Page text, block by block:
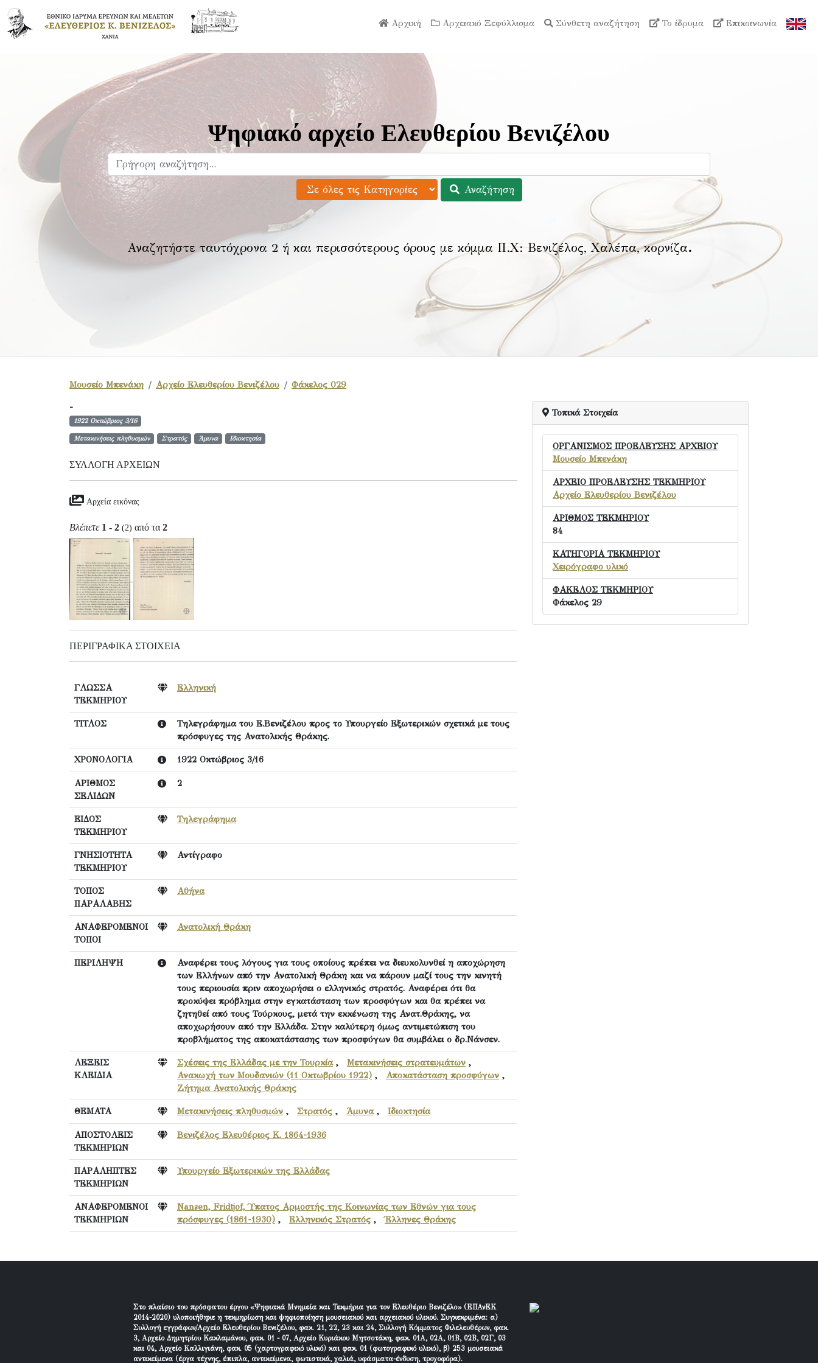
Αρχική Αρχειακό Ξεφύλλισμα Σύνθετη αναζήτηση Το ίδρυμα Επικοινωνία
Ψηφιακό αρχείο Ελευθερίου Βενιζέλου
Αναζήτηση
Αναζητήστε ταυτόχρονα 2 ή και περισσότερους όρους με κόμμα Π.Χ: Βενιζέλος, Χαλέπα, κορνίζα.
Μουσείο Μπενάκη Αρχείο Ελευθερίου Βενιζέλου Φάκελος 029
-
1922 Οκτώβριος 3/16
Μετακινήσεις πληθυσμών Στρατός Άμυνα Ιδιοκτησία
ΣΥΛΛΟΓΉ ΑΡΧΕΊΩΝ
Αρχεία εικόνας
Βλέπετε 1 - 2 (2) από τα 2
ΠΕΡΙΓΡΑΦΙΚΆ ΣΤΟΙΧΕΊΑ
ΓΛΩΣΣΑ
ΤΕΚΜΗΡΙΟΥ
Ελληνική
ΤΙΤΛΟΣ
Τηλεγράφημα του Ε.Βενιζέλου προς το Υπουργείο Εξωτερικών σχετικά με τους
πρόσφυγες της Ανατολικής Θράκης.
ΧΡΟΝΟΛΟΓΙΑ 1922 Οκτώβριος 3/16
ΑΡΙΘΜΟΣ
ΣΕΛΙΔΩΝ
2
ΕΙΔΟΣ
ΤΕΚΜΗΡΙΟΥ
Τηλεγράφημα
ΓΝΗΣΙΟΤΗΤΑ
ΤΕΚΜΗΡΙΟΥ
Αντίγραφο
ΤΟΠΟΣ
ΠΑΡΑΛΑΒΗΣ
Αθήνα
ΑΝΑΦΕΡΟΜΕΝΟΙ
ΤΟΠΟΙ
Ανατολική Θράκη
ΠΕΡΙΛΗΨΗ
Αναφέρει τους λόγους για τους οποίους πρέπει να διευκολυνθεί η αποχώρηση
των Ελλήνων από την Ανατολική Θράκη και να πάρουν μαζί τους την κινητή
τους περιουσία πριν αποχωρήσει ο ελληνικός στρατός. Αναφέρει ότι θα
προκύψει πρόβλημα στην εγκατάσταση των προσφύγων και θα πρέπει να
ζητηθεί από τους Τούρκους, μετά την εκκένωση της Ανατ.Θράκης, να
αποχωρήσουν από την Ελλάδα. Στην καλύτερη όμως αντιμετώπιση του
προβλήματος της αποκατάστασης των προσφύγων θα συμβάλει ο δρ.Νάνσεν.
ΛΕΞΕΙΣ
ΚΛΕΙΔΙΑ
Σχέσεις της Ελλάδας με την Τουρκία, Μετακινήσεις στρατευμάτων ,
Ανακωχή των Μουδανιών (11 Οκτωβρίου 1922) , Αποκατάσταση προσφύγων ,
Ζήτημα Ανατολικής Θράκης
ΘΕΜΑΤΑ Μετακινήσεις πληθυσμών , Στρατός , Άμυνα, Ιδιοκτησία
ΑΠΟΣΤΟΛΕΙΣ
ΤΕΚΜΗΡΙΩΝ
Βενιζέλος Ελευθέριος Κ. 1864-1936
ΠΑΡΑΛΗΠΤΕΣ
ΤΕΚΜΗΡΙΩΝ
Υπουργείο Εξωτερικών της Ελλάδας
ΑΝΑΦΕΡΟΜΕΝΟΙ
ΤΕΚΜΗΡΙΩΝ
Nansen, Fridtjof, Ύπατος Αρμοστής της Κοινωνίας των Εθνών για τους
πρόσφυγες (1861-1930) , Ελληνικός Στρατός ,Έλληνες Θράκης
Τοπικά Στοιχεία
ΟΡΓΑΝΙΣΜΟΣ ΠΡΟΕΛΕΥΣΗΣ ΑΡΧΕΙΟΥ
Μουσείο Μπενάκη
ΑΡΧΕΙΟ ΠΡΟΕΛΕΥΣΗΣ ΤΕΚΜΗΡΙΟΥ
Αρχείο Ελευθερίου Βενιζέλου
ΑΡΙΘΜΟΣ ΤΕΚΜΗΡΙΟΥ
84
ΚΑΤΗΓΟΡΙΑ ΤΕΚΜΗΡΙΟΥ
Χειρόγραφο υλικό
ΦΑΚΕΛΟΣ ΤΕΚΜΗΡΙΟΥ
Φάκελος 29
Στο πλαίσιο του πρόσφατου έργου «Ψηφιακά Μνημεία και Τεκμήρια για τον Ελευθέριο Βενιζέλο» (ΕΠΑνΕΚ
2014-2020) υλοποιήθηκε η τεκμηρίωση και ψηφιοποίηση μουσειακού και αρχειακού υλικού. Συγκεκριμένα: α)
Συλλογή εγγράφων/Αρχείο Ελευθερίου Βενιζέλου, φακ. 21, 22, 23 και 24, Συλλογή Κόμματος Φιλελευθέρων, φακ.
3, Αρχείο Δημητρίου Κακλαμάνου, φακ. 01 - 07, Αρχείο Κυριάκου Μητσοτάκη, φακ. 01Α, 02Α, 01Β, 02Β, 02Γ, 03
και 04, Αρχείο Καλλιγιάνη, φακ. 05 (χαρτογραφικό υλικό) και φακ. 01 (φωτογραφικό υλικό), β) 253 μουσειακά
αντικείμενα (έργα τέχνης, έπιπλα, αντικείμενα, φωτιστικά, χαλιά, υφάσματα-ένδυση, τροχοφόρα).